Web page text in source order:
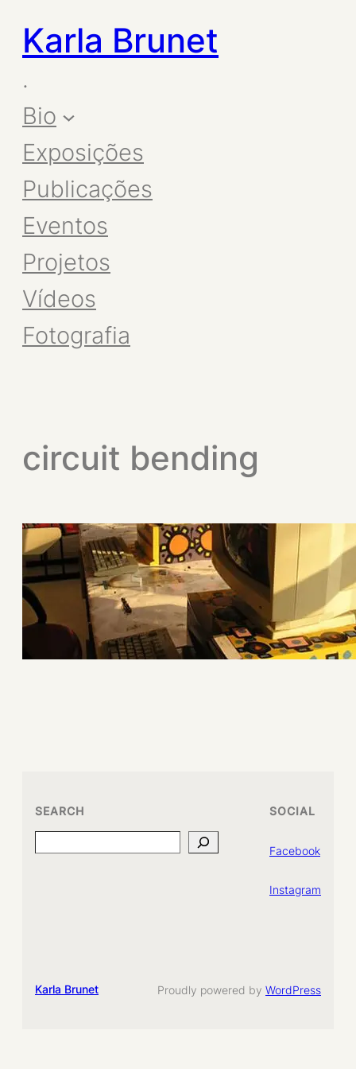
Karla Brunet
.
Bio
Exposições
Publicações
Eventos
Projetos
Vídeos
Fotografia
circuit bending
SEARCH
Search
SOCIAL
Facebook
Instagram
Karla Brunet Proudly powered by WordPress